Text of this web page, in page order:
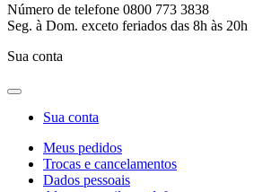
Número de telefone 0800 773 3838
Seg. à Dom. exceto feriados das 8h às 20h
Sua conta
Sua conta
Meus pedidos
Trocas e cancelamentos
Dados pessoais